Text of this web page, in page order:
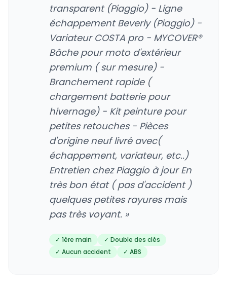
transparent (Piaggio) - Ligne
échappement Beverly (Piaggio) -
Variateur COSTA pro - MYCOVER®
Bâche pour moto d'extérieur
premium ( sur mesure) -
Branchement rapide (
chargement batterie pour
hivernage) - Kit peinture pour
petites retouches - Pièces
d'origine neuf livré avec(
échappement, variateur, etc..)
Entretien chez Piaggio à jour En
très bon état ( pas d'accident )
quelques petites rayures mais
pas très voyant. »
✓ 1ère main
✓ Double des clés
✓ Aucun accident
✓ ABS